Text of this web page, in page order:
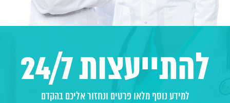
להתייעצות 24/7
למידע נוסף מלאו פרטים ונחזור אליכם בהקדם